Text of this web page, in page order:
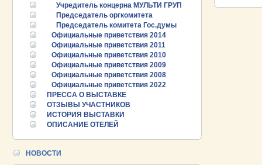
Учредитель концерна МУЛЬТИ ГРУП
Председатель оргкомитета
Председатель комитета Гос.думы
Официальные приветствия 2014
Официальные приветствия 2011
Официальные приветствия 2010
Официальные приветствия 2009
Официальные приветствия 2008
Официальные приветствия 2022
ПРЕССА О ВЫСТАВКЕ
ОТЗЫВЫ УЧАСТНИКОВ
ИСТОРИЯ ВЫСТАВКИ
ОПИСАНИЕ ОТЕЛЕЙ
НОВОСТИ
25.06.2026 ::Пост-релиз
25.06.2026 ::Деловая программа EXPO EURASIA
VIETNAM 2026
24.06.2026 ::Открытие VII Международной
промышленной выставки «EXPO EURASIA